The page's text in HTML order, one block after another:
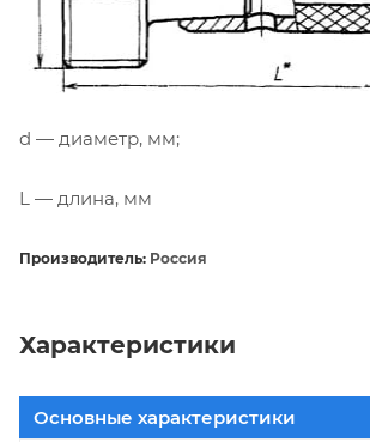
d — диаметр, мм;
L — длина, мм
Производитель: Россия
Характеристики
Основные характеристики